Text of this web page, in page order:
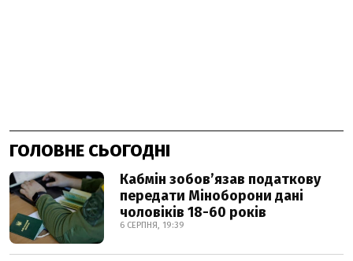
ГОЛОВНЕ СЬОГОДНІ
Кабмін зобовʼязав податкову
передати Міноборони дані
чоловіків 18-60 років
6 СЕРПНЯ, 19:39